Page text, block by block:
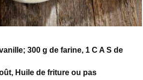
300 g de farine, 1 C A S de
Huile de friture ou pas